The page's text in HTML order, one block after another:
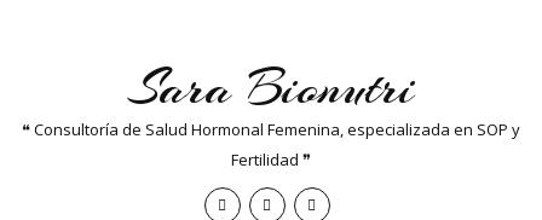
Sara Bionutri
❝ Consultoría de Salud Hormonal Femenina, especializada en SOP y
Fertilidad ❞